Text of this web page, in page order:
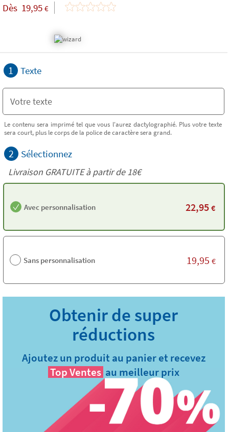
Dès 19,95 €
1 Texte
Le contenu sera imprimé tel que vous l'aurez dactylographié. Plus votre texte
sera court, plus le corps de la police de caractère sera grand.
2 Sélectionnez
Livraison GRATUITE à partir de18€
Avec personnalisation 22,95 €
Sans personnalisation 19,95 €
Ajoutez un produit au panier et recevez
Top Ventes au meilleur prix